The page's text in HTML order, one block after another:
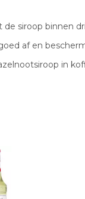
siroop binnen
af en
in